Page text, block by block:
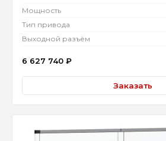
Мощность
Тип привода
Выходной разъём
6 627 740 ₽
Заказать